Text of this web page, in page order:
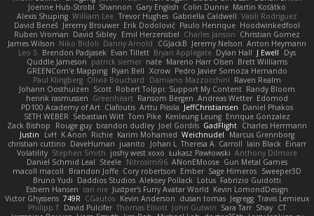
Joenne Hub-Strobl Shannon Gary English Colin Dunne Martin Koťátko
Alexis Shuping William Lee Trevor Hughes Gabriella Caldwell Vasili Rodriguez
David Beneš Jeremy Brouwer Erik Dodolović Paulo Henrique Hoodwinkedfool
Ruben Vroman David Sibley Emil Herzenstiel Charles Janson Christian Gomez
James Wilson Niko Bidoli Danny Arnold CGJackB Jeremy Nelson Anton Heymann
Leo S Brendon Padjasek Evan Tillett Bryan Applegate Dylan Hall J Ewell
Dys
Quddle Jameson patrick siemer nate Mareno Harr Olsen Brett Williams
GREENCom'e Mapping Ryan Bell Xcrow Pedro Javier Somoza Hernando
Paul Klingberg Olivié Bouchard Damiano Mazzocchini Raven Realm
Johann Oosthuizen Scott Robert Tolppi: Support My Content Randy Bloom
henrik rasmussen Greenheart Ransom Bergen Andreas Wetter Edomod
PD100 Academy of Art Clafoutis Arttu Piisila JeffChristiansen Daniel Phakos
SETH WEBER Sebastian Witt Tom Pike Kenleung Leung Enrique Gonzalez
Zack Bishop
Rouge guy brandon dudley Joel Gordils GadFlight Charles Herrmann
Justin
LvH K Anon Richie Karim Mohamed Weichnudel
Marcus Grennborg
christian cuttino DaveHuman juanito Johan L Theresa A. Carroll Iain Black Einarr
Volatility Stephen Smith joshy west xoxo Łukasz Pawłowski Anthony Dilmore
Daniel Schmid Leal Steele Nitrosimi96 ANonEMoose Gun Metal Games
macoll macoll
Brandon Joffe Cory robertson Ember Sage Himeros Sweeper3D
Bruno Yudi Daddios Studios Aleksey Pollack Lotus Fabrizio Guidotti
Esbern Hansen ran nie Justper's Furry Avatar World Kevin LomondDesign
Victor Ghyssens 749R CGautos Kevin Anderson dusan tomas Jegregg Travis Lemieux
Philipp T David Pulcifer Thomas Elliott John Gutwin Sara Tarr Shay CT